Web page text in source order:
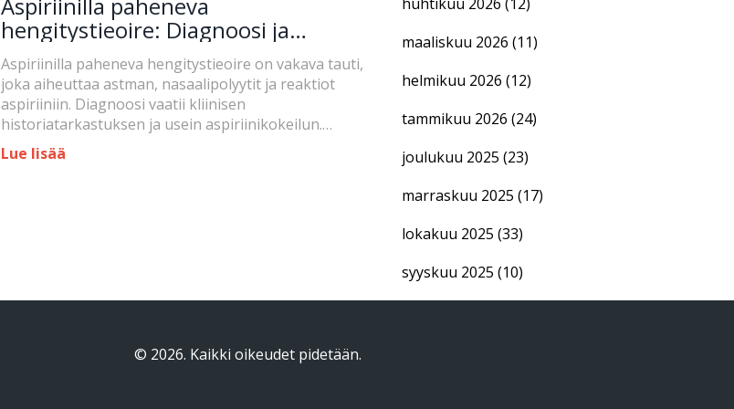
hengitystieoire: Diagnoosi ja
desensibilisointi
Aspiriinilla paheneva hengitystieoire on vakava tauti,
joka aiheuttaa astman, nasaalipolyytit ja reaktiot
aspiriiniin. Diagnoosi vaatii kliinisen
historiatarkastuksen ja usein aspiriinikokeilun.
Desensibilisointi on tehokkain hoito, joka voi
parantaa elämänlaatua merkittävästi.
Lue lisää
maaliskuu 2026 (11)
helmikuu 2026 (12)
tammikuu 2026 (24)
joulukuu 2025 (23)
marraskuu 2025 (17)
lokakuu 2025 (33)
syyskuu 2025 (10)
© 2026. Kaikki oikeudet pidetään.